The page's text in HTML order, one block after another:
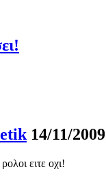
14/11/2009
ειτε οχι!